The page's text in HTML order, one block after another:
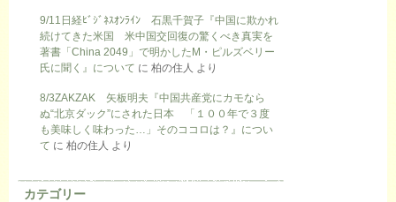
9/11日経ﾋﾞｼﾞﾈｽｵﾝﾗｲﾝ 石黒千賀子『中国に欺かれ
続けてきた米国 米中国交回復の驚くべき真実を
著書「China 2049」で明かしたM・ピルズベリー
氏に聞く』について に 柏の住人 より
8/3ZAKZAK 矢板明夫『中国共産党にカモなら
ぬ“北京ダック”にされた日本 「１００年で３度
も美味しく味わった…」そのココロは？』につい
て に 柏の住人 より
カテゴリー